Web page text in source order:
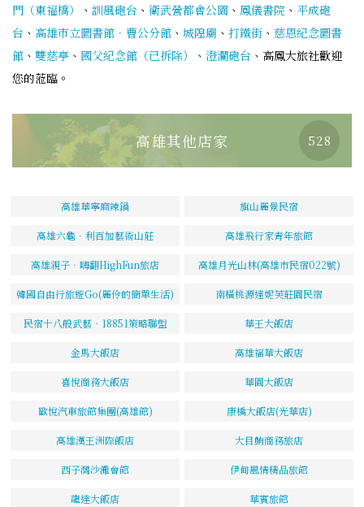
門（東福橋）
、 訓風砲台 、 衛武營都會公園 、 鳳儀書院 、 平成砲
台 、 高雄市立圖書館．曹公分館 、 城隍廟 、 打鐵街 、 慈恩紀念圖書
館 、 雙慈亭 、 國父紀念館（已拆除） 、 澄瀾砲台 、高鳳大旅社歡迎
您的蒞臨。
高雄其他店家 528
高雄華寧麻辣鍋 旗山麗景民宿
高雄六龜．利百加藝術山莊 高雄飛行家青年旅館
高雄親子．嗨翻HighFun旅店 高雄月光山林(高雄市民宿022號)
韓國自由行旅遊Go(麗伶的簡單生活) 南橫桃源達妮芙莊園民宿
民宿十八般武藝‧18851策略聯盟 華王大飯店
金馬大飯店 高雄福華大飯店
喜悅商務大飯店 華園大飯店
歐悅汽車旅館集團(高雄館) 康橋大飯店(光華店)
高雄漢王洲際飯店 大目鮪商務旅店
西子灣沙灘會館 伊甸風情精品旅館
龍達大飯店 華賓旅館